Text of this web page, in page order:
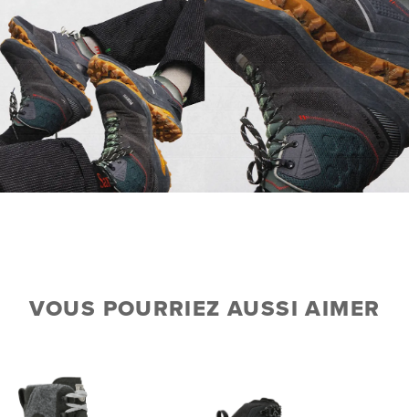
VOUS POURRIEZ AUSSI AIMER